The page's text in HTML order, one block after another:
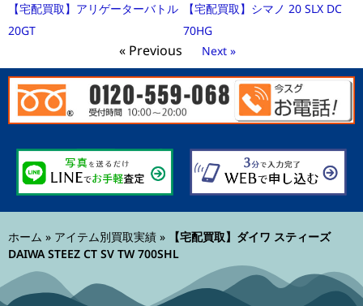
【宅配買取】アリゲーターバトル
20GT
【宅配買取】シマノ 20 SLX DC
70HG
« Previous Next »
ホーム » アイテム別買取実績 »
【宅配買取】ダイワ スティーズ
DAIWA STEEZ CT SV TW 700SHL